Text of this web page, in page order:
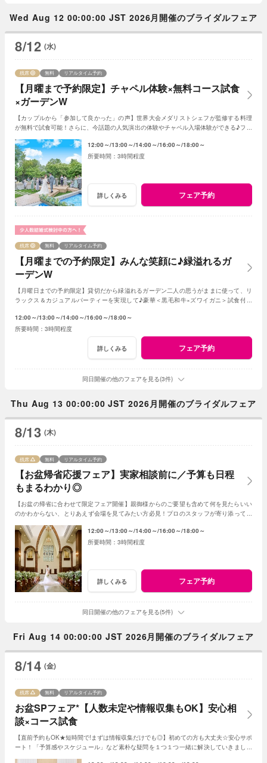
Wed Aug 12 00:00:00 JST 2026月開催のブライダルフェア
8/12 (水)
【月曜まで予約限定】チャペル体験×無料コース試食
×ガーデンW
残席 無料 リアルタイム予約
【カップルから「参加して良かった」の声】世界大会メダリストシェフが監修する料理
が無料で試食可能！さらに、今話題の人気演出の体験やチャペル入場体験ができる♪フェ
12:00～ 13:00～ 14:00～ 16:00～ 18:00～
3時間程度
詳しくみる フェア予約
【月曜までの予約限定】みんな笑顔に♪緑溢れるガ
ーデンW
残席 無料 リアルタイム予約
【月曜日までの予約限定】貸切だから緑溢れるガーデン二人の思うがままに使って、リ
ラックス＆カジュアルパーティーを実現して♪豪華＜黒毛和牛×ズワイガニ＞試食付き
12:00～ 13:00～ 14:00～ 16:00～ 18:00～
3時間程度
詳しくみる フェア予約
同日開催の他のフェアを見る(3件)
Thu Aug 13 00:00:00 JST 2026月開催のブライダルフェア
8/13 (木)
【お盆帰省応援フェア】実家相談前に／予算も日程
もまるわかり◎
残席 無料 リアルタイム予約
【お盆の帰省に合わせて限定フェア開催】親御様からのご要望も含めて何を見たらいい
のかわからない、とりあえず会場を見てみたい方必見！プロのスタッフが寄り添ってご
12:00～ 13:00～ 14:00～ 16:00～ 18:00～
3時間程度
詳しくみる フェア予約
同日開催の他のフェアを見る(5件)
Fri Aug 14 00:00:00 JST 2026月開催のブライダルフェア
8/14 (金)
お盆SPフェア*【人数未定や情報収集もOK】安心相
談×コース試食
残席 無料 リアルタイム予約
【直前予約もOK★短時間で!まずは情報収集だけでも◎】初めての方も大丈夫☆安心サポ
ート！「予算感やスケジュール」など素朴な疑問を１つ１つ一緒に解決していきましょ